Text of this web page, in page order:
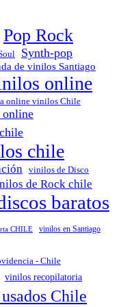
Pop Rock
Synth-pop
de vinilos Santiago
online
online vinilos Chile
chile
vinilos de Disco
de Rock chile
baratos
CHILE vinilos en Santiago
- Chile
vinilos recopilatoria
Chile